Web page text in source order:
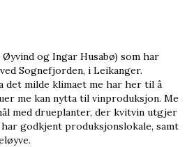
og Ingar Husabø) som har
Sognefjorden, i Leikanger.
det milde klimaet me har her til å
me kan nytta til vinproduksjon. Me
med drueplanter, der kvitvin utgjer
godkjent produksjonslokale, samt